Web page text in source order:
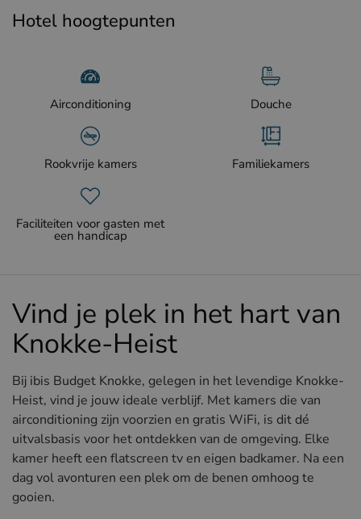
Hotel hoogtepunten
Airconditioning Douche
Rookvrije kamers Familiekamers
Faciliteiten voor gasten met
een handicap
Vind je plek in het hart van
Knokke-Heist
Bij ibis Budget Knokke, gelegen in het levendige Knokke-
Heist, vind je jouw ideale verblijf. Met kamers die van
airconditioning zijn voorzien en gratis WiFi, is dit dé
uitvalsbasis voor het ontdekken van de omgeving. Elke
kamer heeft een flatscreen tv en eigen badkamer. Na een
dag vol avonturen een plek om de benen omhoog te
gooien.